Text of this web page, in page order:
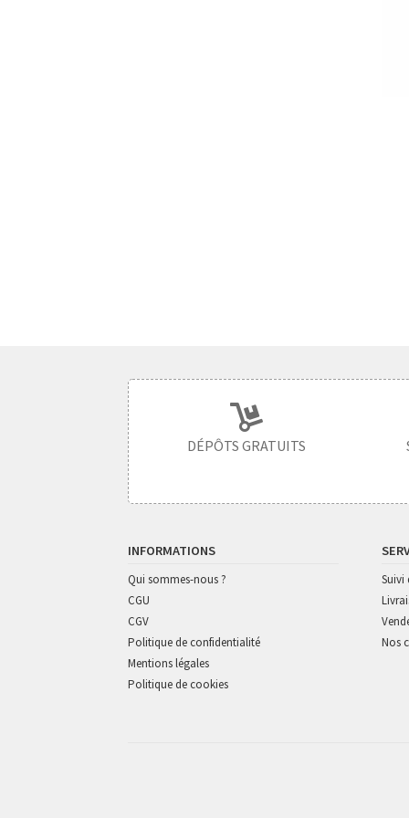
DÉPÔTS GRATUITS
INFORMATIONS
Qui sommes-nous ?
CGU
CGV
Politique de confidentialité
Mentions légales
Politique de cookies
Suivi
Nos